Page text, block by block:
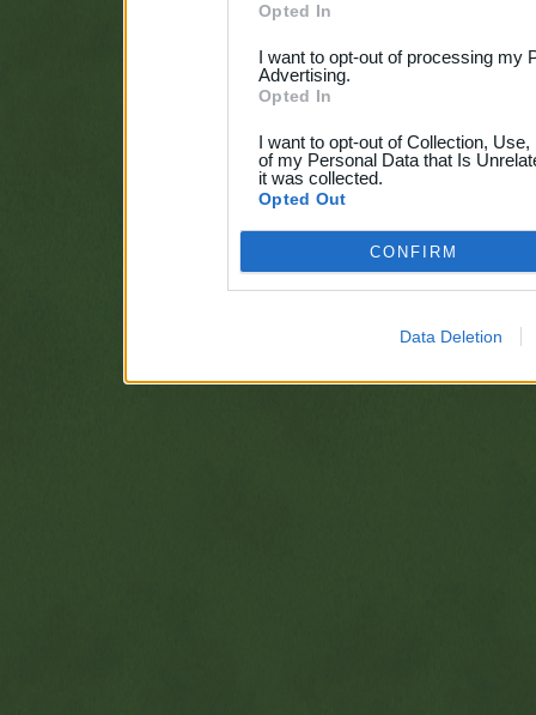
Opted In
I want to opt-out of processing my
Advertising.
Opted In
I want to opt-out of Collection,
of my Personal Data that Is
it was collected.
Opted Out
CONFIRM
Data Deletion